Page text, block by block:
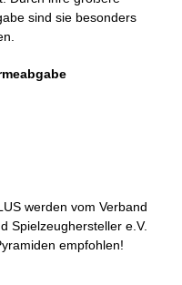
sind sie besonders
werden vom Verband
Spielzeughersteller e.V.
empfohlen!